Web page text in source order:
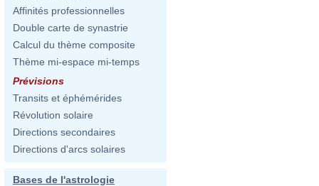
Affinités professionnelles
Double carte de synastrie
Calcul du thème composite
Thème mi-espace mi-temps
Prévisions
Transits et éphémérides
Révolution solaire
Directions secondaires
Directions d'arcs solaires
Bases de l'astrologie